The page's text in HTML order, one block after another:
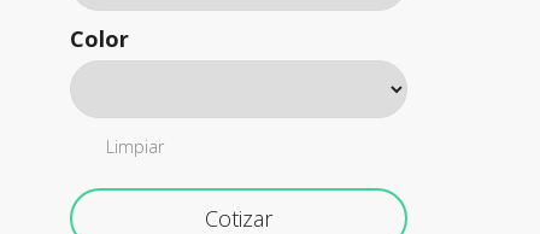
Color
Limpiar
Cotizar